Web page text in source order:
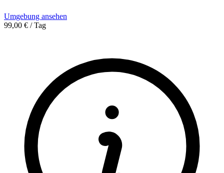
Umgebung ansehen
99,00 € / Tag